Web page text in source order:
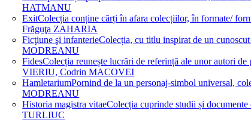
HATMANU
ExitColecția conține cărți în afara colecțiilor, în formate/
Frăguţa ZAHARIA
Ficţiune şi infanterieColecția, cu titlu inspirat de un
MODREANU
FidesColecția reunește lucrări de referință ale unor autori
VIERIU, Codrin MACOVEI
HamletariumPornind de la un personaj-simbol universal,
MODREANU
Historia magistra vitaeColecția cuprinde studii și
TURLIUC